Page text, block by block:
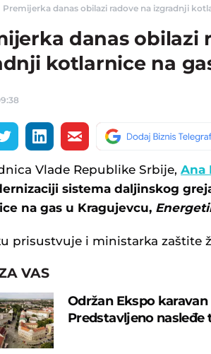
Premijerka danas obilazi radove na izgradnji
danas obilazi
kotlarnice na
Vlade Republike Srbije, Ana
sistema daljinskog
na gas u Kragujevcu,
prisustvuje i ministarka zaštite
VAS
Održan Ekspo
Predstavljeno nasleđe